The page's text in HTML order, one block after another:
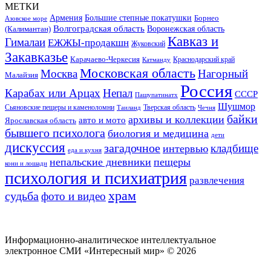
МЕТКИ
Азовское море Армения Большие степные покатушки Борнео
(Калимантан) Волгоградская область Воронежская область
Гималаи ЕЖЖЫ-продакшн Жуковский Кавказ и
Закавказье Карачаево-Черкесия Катманду Краснодарский край
Малайзия МоскваМосковская областьНагорный
Карабах или Арцах Непал Пашупатинатх Россия СССР
Сьяновские пещеры и каменоломни Таиланд Тверская область Чечня Шушмор
Ярославская область авто и мото архивы и коллекции байки
бывшего психолога биология и медицина дети
дискуссия еда и кухня загадочное интервью кладбище
кони и лошади непальские дневники пещеры
психология и психиатрия развлечения
судьба фото и видео храм
Информационно-аналитическое интеллектуальное
электронное СМИ «Интересный мир» © 2026